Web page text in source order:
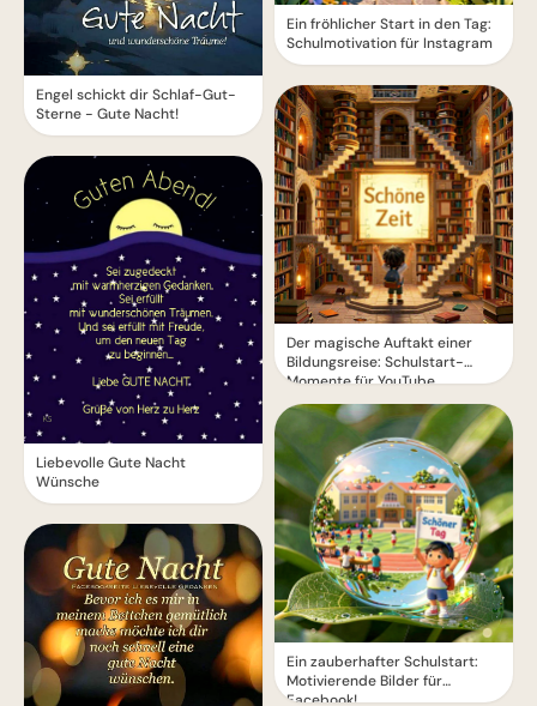
Engel schickt dir Schlaf-Gut-
Sterne - Gute Nacht!
Liebevolle Gute Nacht
Wünsche
Ein fröhlicher Start in den Tag:
Schulmotivation für Instagram
Der magische Auftakt einer
Bildungsreise: Schulstart-
Momente für YouTube
Ein zauberhafter Schulstart:
Motivierende Bilder für
Facebook!